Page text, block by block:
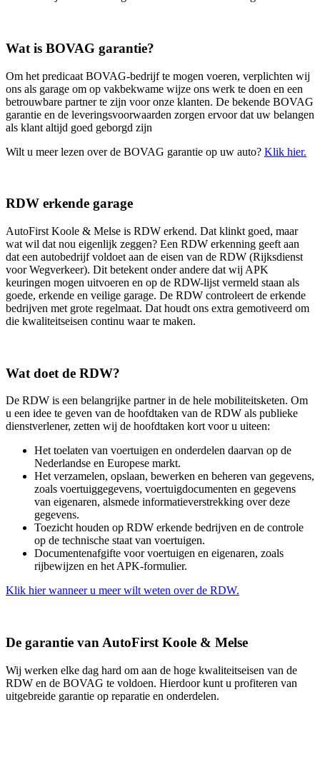
Wat is BOVAG garantie?
Om het predicaat BOVAG-bedrijf te mogen voeren, verplichten wij
ons als garage om op vakbekwame wijze ons werk te doen en een
betrouwbare partner te zijn voor onze klanten. De bekende BOVAG
garantie en de leveringsvoorwaarden zorgen ervoor dat uw belangen
als klant altijd goed geborgd zijn
Wilt u meer lezen over de BOVAG garantie op uw auto? Klik hier.
RDW erkende garage
AutoFirst Koole & Melse is RDW erkend. Dat klinkt goed, maar
wat wil dat nou eigenlijk zeggen? Een RDW erkenning geeft aan
dat een autobedrijf voldoet aan de eisen van de RDW (Rijksdienst
voor Wegverkeer). Dit betekent onder andere dat wij APK
keuringen mogen uitvoeren en op de RDW-lijst vermeld staan als
goede, erkende en veilige garage. De RDW controleert de erkende
bedrijven met grote regelmaat. Dat houdt ons extra gemotiveerd om
die kwaliteitseisen continu waar te maken.
Wat doet de RDW?
De RDW is een belangrijke partner in de hele mobiliteitsketen. Om
u een idee te geven van de hoofdtaken van de RDW als publieke
dienstverlener, zetten wij de hoofdtaken kort voor u uiteen:
Het toelaten van voertuigen en onderdelen daarvan op de
Nederlandse en Europese markt.
Het verzamelen, opslaan, bewerken en beheren van gegevens,
zoals voertuiggegevens, voertuigdocumenten en gegevens
van eigenaren, alsmede informatieverstrekking over deze
gegevens.
Toezicht houden op RDW erkende bedrijven en de controle
op de technische staat van voertuigen.
Documentenafgifte voor voertuigen en eigenaren, zoals
rijbewijzen en het APK-formulier.
Klik hier wanneer u meer wilt weten over de RDW.
De garantie van AutoFirst Koole & Melse
Wij werken elke dag hard om aan de hoge kwaliteitseisen van de
RDW en de BOVAG te voldoen. Hierdoor kunt u profiteren van
uitgebreide garantie op reparatie en onderdelen.